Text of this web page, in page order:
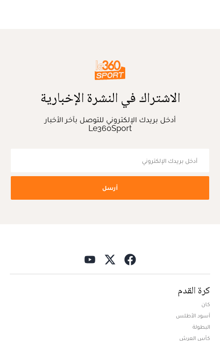
الاشتراك في النشرة الإخبارية
أدخل بريدك الإلكتروني للتوصل بآخر الأخبار
Le360Sport
أرسل
كرة القدم
كان
أسود الأطلس
البطولة
كأس العرش